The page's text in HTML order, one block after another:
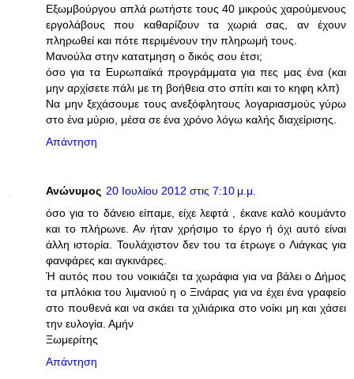
Εξωμβούργου απλά ρωτήστε τους 40 μικρούς χαρούμενους
εργολάβους που καθαρίζουν τα χωριά σας, αν έχουν
πληρωθεί και πότε περιμένουν την πληρωμή τους.
Μανούλα στην κατατμηση ο δικός σου έτσι;
όσο για τα Ευρωπαϊκά προγράμματα για πες μας ένα (και
μην αρχίσετε πάλι με τη βοήθεια στο σπίτι και το κηφη κλπ)
Να μην ξεχάσουμε τους ανεξόφλητους λογαριασμούς γύρω
στο ένα μύριο, μέσα σε ένα χρόνο λόγω καλής διαχείρισης.
Απάντηση
Ανώνυμος 20 Ιουλίου 2012 στις 7:10 μ.μ.
όσο για το δάνειο είπαμε, είχε λεφτά , έκανε καλό κουμάντο
και το πλήρωνε. Αν ήταν χρήσιμο το έργο ή όχι αυτό είναι
άλλη ιστορία. Τουλάχιστον δεν του τα έτρωγε ο Λιάγκας για
φανφάρες και αγκινάρες.
Ή αυτός που του νοικιάζει τα χωράφια για να βάλει ο Δήμος
τα μπλόκια του λιμανιού η ο Ξινάρας για να έχει ένα γραφείο
στο πουθενά και να σκάει τα χιλιάρικα στο νοίκι μη και χάσει
την ευλογία. Αμήν
Ξωμερίτης
Απάντηση